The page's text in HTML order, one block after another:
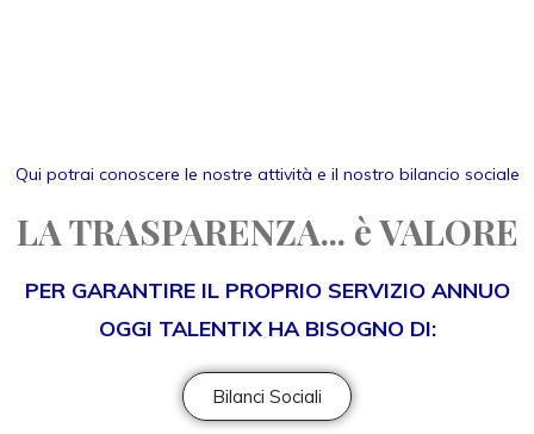
Qui potrai conoscere le nostre attività e il nostro bilancio sociale
LA TRASPARENZA... è VALORE
PER GARANTIRE IL PROPRIO SERVIZIO ANNUO
OGGI TALENTIX HA BISOGNO DI:
Bilanci Sociali